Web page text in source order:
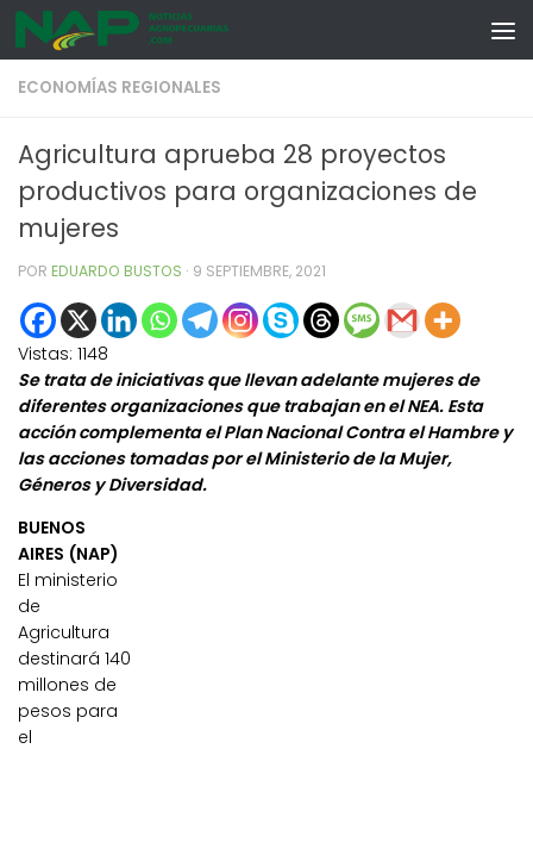
Skip to content
ECONOMÍAS REGIONALES
Agricultura aprueba 28 proyectos
productivos para organizaciones de
mujeres
POR EDUARDO BUSTOS · 9 SEPTIEMBRE, 2021
Vistas: 1148
Se trata de iniciativas que llevan adelante mujeres de
diferentes organizaciones que trabajan en el NEA. Esta
acción complementa el Plan Nacional Contra el Hambre y
las acciones tomadas por el Ministerio de la Mujer,
Géneros y Diversidad.
BUENOS
AIRES (NAP)
El ministerio
de
Agricultura
destinará 140
millones de
pesos para
el